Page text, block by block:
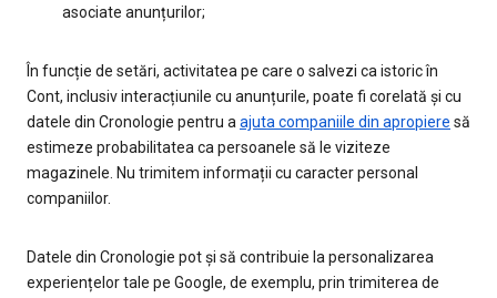
asociate anunțurilor;
În funcție de setări, activitatea pe care o salvezi ca istoric în
Cont, inclusiv interacțiunile cu anunțurile, poate fi corelată și cu
datele din Cronologie pentru aajuta companiile din apropiere să
estimeze probabilitatea ca persoanele să le viziteze
magazinele. Nu trimitem informații cu caracter personal
companiilor.
Datele din Cronologie pot și să contribuie la personalizarea
experiențelor tale pe Google, de exemplu, prin trimiterea de